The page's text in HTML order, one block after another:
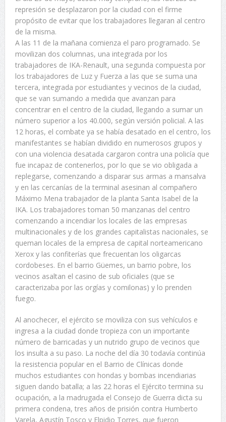
represión se desplazaron por la ciudad con el firme
propósito de evitar que los trabajadores llegaran al centro
de la misma.
A las 11 de la mañana comienza el paro programado. Se
movilizan dos columnas, una integrada por los
trabajadores de IKA-Renault, una segunda compuesta por
los trabajadores de Luz y Fuerza a las que se suma una
tercera, integrada por estudiantes y vecinos de la ciudad,
que se van sumando a medida que avanzan para
concentrar en el centro de la ciudad, llegando a sumar un
número superior a los 40.000, según versión policial. A las
12 horas, el combate ya se había desatado en el centro, los
manifestantes se habían dividido en numerosos grupos y
con una violencia desatada cargaron contra una policía que
fue incapaz de contenerlos, por lo que se vio obligada a
replegarse, comenzando a disparar sus armas a mansalva
y en las cercanías de la terminal asesinan al compañero
Máximo Mena trabajador de la planta Santa Isabel de la
IKA. Los trabajadores toman 50 manzanas del centro
comenzando a incendiar los locales de las empresas
multinacionales y de los grandes capitalistas nacionales, se
queman locales de la empresa de capital norteamericano
Xerox y las confiterías que frecuentan los oligarcas
cordobeses. En el barrio Güemes, un barrio pobre, los
vecinos asaltan el casino de sub oficiales (que se
caracterizaba por las orgías y comilonas) y lo prenden
fuego.
Al anochecer, el ejército se moviliza con sus vehículos e
ingresa a la ciudad donde tropieza con un importante
número de barricadas y un nutrido grupo de vecinos que
los insulta a su paso. La noche del día 30 todavía continúa
la resistencia popular en el Barrio de Clínicas donde
muchos estudiantes con hondas y bombas incendiarias
siguen dando batalla; a las 22 horas el Ejército termina su
ocupación, a la madrugada el Consejo de Guerra dicta su
primera condena, tres años de prisión contra Humberto
Varela, Agustín Tosco y Elpidio Torres, que fueron